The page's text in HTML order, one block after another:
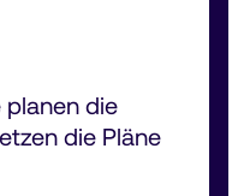
planen die
die Pläne